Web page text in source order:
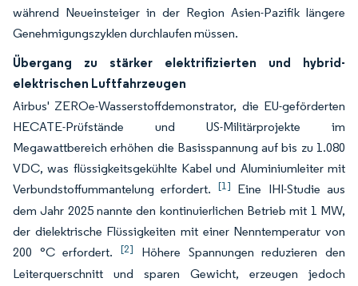
während Neueinsteiger in der Region Asien-Pazifik längere
Genehmigungszyklen durchlaufen müssen.
Übergang zu stärker elektrifizierten und hybrid-
elektrischen Luftfahrzeugen
Airbus' ZEROe-Wasserstoffdemonstrator, die EU-geförderten
HECATE-Prüfstände und US-Militärprojekte im
Megawattbereich erhöhen die Basisspannung auf bis zu 1.080
VDC, was flüssigkeitsgekühlte Kabel und Aluminiumleiter mit
Verbundstoffummantelung erfordert. [1] Eine IHI-Studie aus
dem Jahr 2025 nannte den kontinuierlichen Betrieb mit 1 MW,
der dielektrische Flüssigkeiten mit einer Nenntemperatur von
200 °C erfordert.[2]
Höhere Spannungen reduzieren den
Leiterquerschnitt und sparen Gewicht, erzeugen jedoch